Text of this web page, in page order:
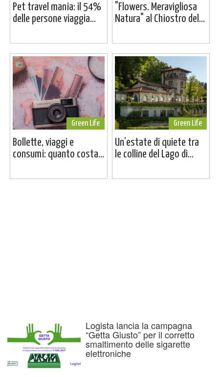
Pet travel mania: il 54%
delle persone viaggia...
"Flowers. Meravigliosa
Natura" al Chiostro del...
Green Life
Bollette, viaggi e
consumi: quanto costa...
Green Life
Un’estate di quiete tra
le colline del Lago di...
Logista lancia la campagna
“Getta Giusto” per il corretto
smaltimento delle sigarette
elettroniche